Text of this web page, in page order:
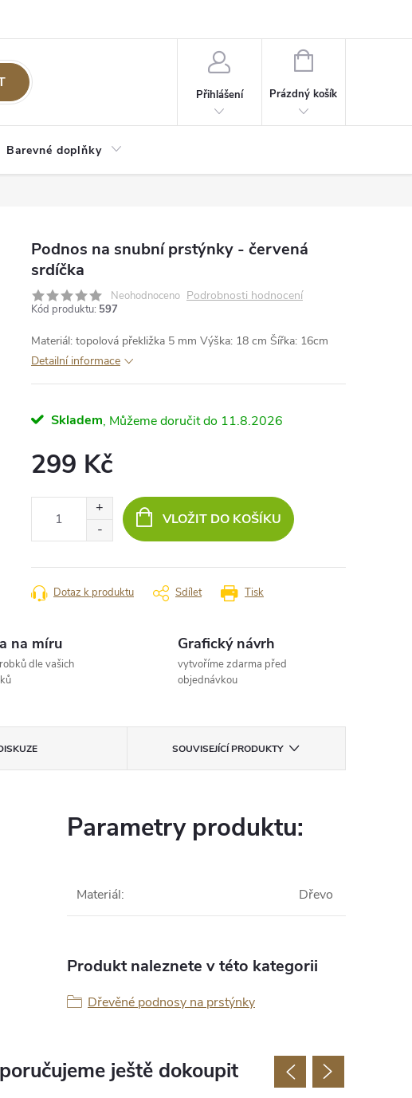
Přihlášení
NÁKUPNÍ
Prázdný košík
Barevné doplňky
Podnos na snubní prstýnky - červená
srdíčka
Neohodnoceno Podrobnosti hodnocení
Kód produktu: 597
Materiál: topolová překližka 5 mm Výška: 18 cm Šířka: 16cm
Detailní informace
Skladem 11.8.2026
299 Kč
VLOŽIT DO KOŠÍKU
Tisk
Dotaz k produktu Sdílet
na míru
dle vašich
Grafický návrh
vytvoříme zdarma před
objednávkou
SOUVISEJÍCÍ PRODUKTY
Parametry produktu:
Materiál: Dřevo
Produkt naleznete v této kategorii
Dřevěné podnosy na prstýnky
ještě dokoupit